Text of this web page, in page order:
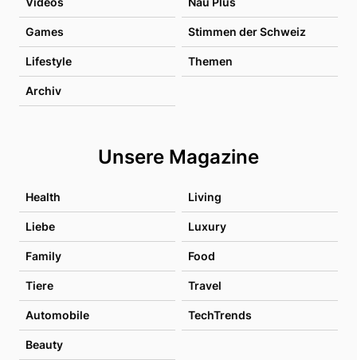
Games Stimmen der Schweiz
Lifestyle Themen
Archiv
Unsere Magazine
Health Living
Liebe Luxury
Family Food
Tiere Travel
Automobile TechTrends
Beauty